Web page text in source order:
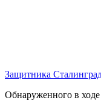
Защитника
Обнаруженного в